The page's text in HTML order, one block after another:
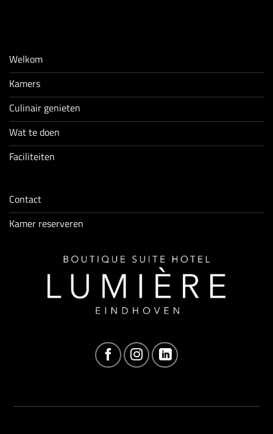
Welkom
Kamers
Culinair genieten
Wat te doen
Faciliteiten
Contact
Kamer reserveren